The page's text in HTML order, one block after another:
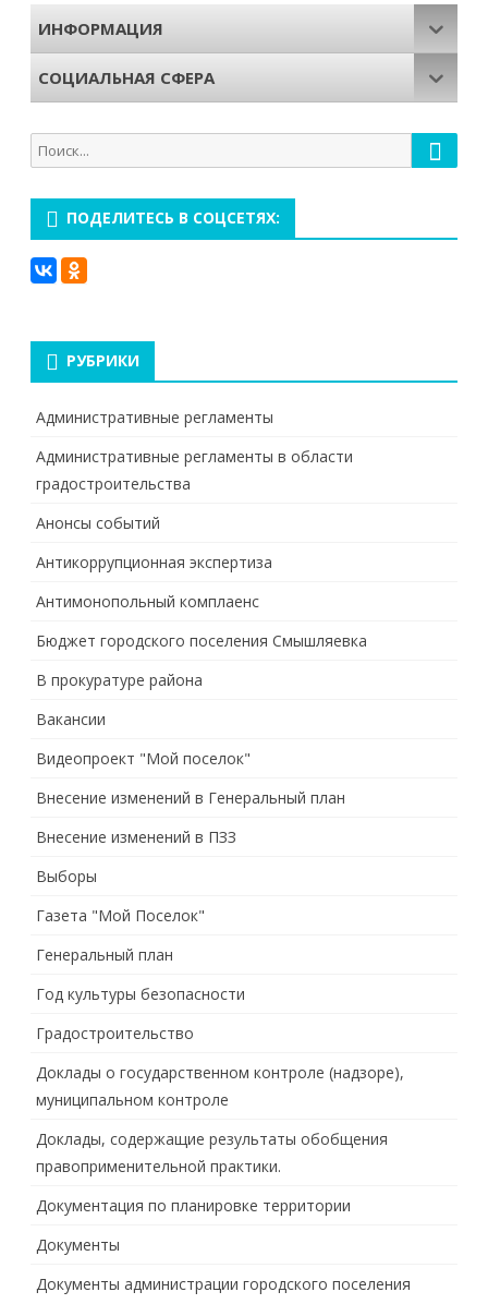
ИНФОРМАЦИЯ
СОЦИАЛЬНАЯ СФЕРА
Поиск
для:
Поиск
ПОДЕЛИТЕСЬ В СОЦСЕТЯХ:
РУБРИКИ
Административные регламенты
Административные регламенты в области
градостроительства
Анонсы событий
Антикоррупционная экспертиза
Антимонопольный комплаенс
Бюджет городского поселения Смышляевка
В прокуратуре района
Вакансии
Видеопроект "Мой поселок"
Внесение изменений в Генеральный план
Внесение изменений в ПЗЗ
Выборы
Газета "Мой Поселок"
Генеральный план
Год культуры безопасности
Градостроительство
Доклады о государственном контроле (надзоре),
муниципальном контроле
Доклады, содержащие результаты обобщения
правоприменительной практики.
Документация по планировке территории
Документы
Документы администрации городского поселения